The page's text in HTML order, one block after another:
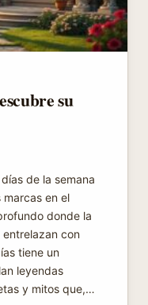
su
de la semana
marcas en el
donde la
entrelazan con
tiene un
leyendas
y mitos que,…